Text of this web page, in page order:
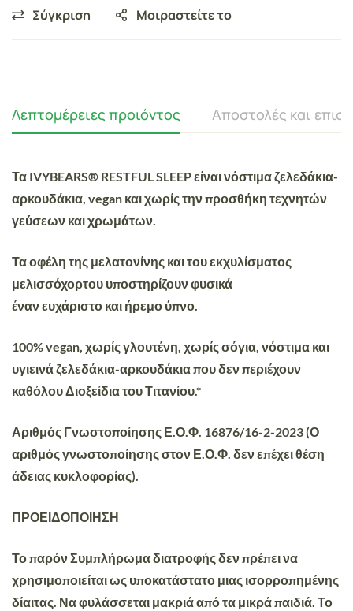
Σύγκριση Μοιραστείτε το
Λεπτομέρειες προιόντος Αποστολές και
Τα IVYBEARS® RESTFUL SLEEP είναι νόστιμα ζελεδάκια-
αρκουδάκια, vegan και χωρίς την προσθήκη τεχνητών
γεύσεων και χρωμάτων.
Τα οφέλη της μελατονίνης και του εκχυλίσματος
μελισσόχορτου υποστηρίζουνφυσικά
ένανευχάριστο και ήρεμο ύπνο.
100% vegan, χωρίς γλουτένη, χωρίς σόγια, νόστιμα και
υγιεινά ζελεδάκια-αρκουδάκια που δεν περιέχουν
καθόλου Διοξείδια του Τιτανίου.*
Αριθμός Γνωστοποίησης Ε.Ο.Φ. 16876/16-2-2023 (Ο
αριθμός γνωστοποίησης στον Ε.Ο.Φ. δεν επέχει θέση
άδειας κυκλοφορίας).
ΠΡΟΕΙΔΟΠΟΙΗΣΗ
Το παρόν Συμπλήρωμα διατροφής δεν πρέπει να
χρησιμοποιείται ως υποκατάστατο μιας ισορροπημένης
δίαιτας. Να φυλάσσεται μακριά από τα μικρά παιδιά. Το